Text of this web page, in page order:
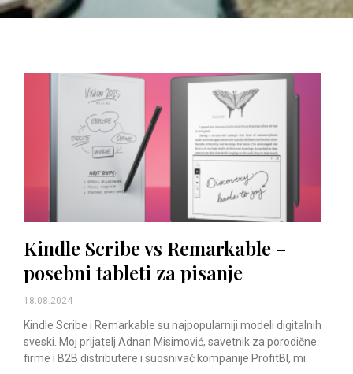
Kindle Scribe vs Remarkable –
posebni tableti za pisanje
18.08.2024
Kindle Scribe i Remarkable su najpopularniji modeli digitalnih
sveski. Moj prijatelj Adnan Misimović, savetnik za porodične
firme i B2B distributere i suosnivač kompanije ProfitBI, mi